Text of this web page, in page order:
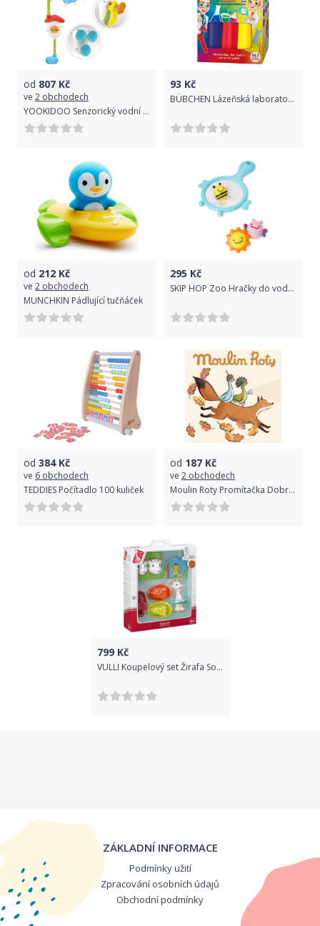
od 807 Kč
ve 2 obchodech
YOOKIDOO Senzorický vodní oblouk 0m+
93 Kč
BÜBCHEN Lázeňská laboratoř 3x50 ml
od 212 Kč
ve 2 obchodech
MUNCHKIN Pádlující tučňáček
295 Kč
SKIP HOP Zoo Hračky do vody set 4 ks Scoop&Catch 12m+
od 384Kč
ve 6 obchodech
TEDDIES Počítadlo 100 kuliček
od 187 Kč
ve 2 obchodech
Moulin Roty Promítačka Dobrodružství husy Olgy: náhradní kotoučky
799Kč
VULLI Koupelový set Žirafa Sophie
ZÁKLADNÍ INFORMACE
Podmínky užití
Zpracování osobních údajů
Obchodní podmínky